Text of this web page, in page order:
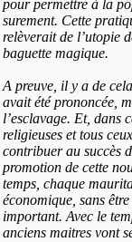
pour permettre à la
surement. Cette
relèverait de l’utopie
baguette magique.
A preuve, il y a de
avait été prononcée,
l’esclavage. Et, dans
religieuses et tous
contribuer au succès
promotion de cette
temps, chaque
économique, sans
important. Avec le
anciens maitres vont